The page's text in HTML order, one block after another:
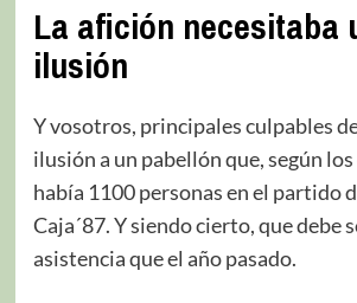
La afición necesitaba
ilusión
Y vosotros, principales culpables
ilusión a un pabellón que, según
había 1100 personas en el partido
Caja´87. Y siendo cierto, que debe
asistencia que el año pasado.